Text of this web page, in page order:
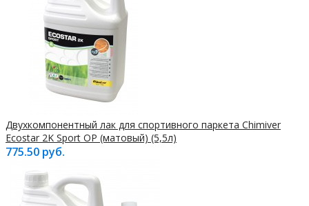
Двухкомпонентный лак для спортивного паркета Chimiver
Ecostar 2K Sport OP (матовый) (5,5л)
775.50 руб.